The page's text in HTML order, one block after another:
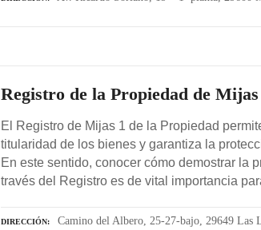
Registro de la Propiedad de
El Registro de Mijas 1 de la Propiedad
titularidad de los bienes y garantiza la
En este sentido, conocer cómo demostrar la
través del Registro es de vital importancia
DIRECCIÓN
Camino del Albero, 25-27-bajo, 29649 Las